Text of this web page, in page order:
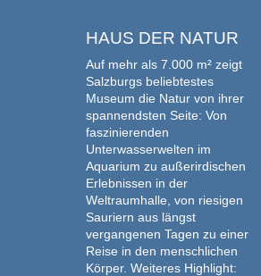
HAUS DER NATUR
Auf mehr als 7.000 m² zeigt
Salzburgs beliebtestes
Museum die Natur von ihrer
spannendsten Seite: Von
faszinierenden
Unterwasserwelten im
Aquarium zu außerirdischen
Erlebnissen in der
Weltraumhalle, von riesigen
Sauriern aus längst
vergangenen Tagen zu einer
Reise in den menschlichen
Körper. Weiteres Highlight: